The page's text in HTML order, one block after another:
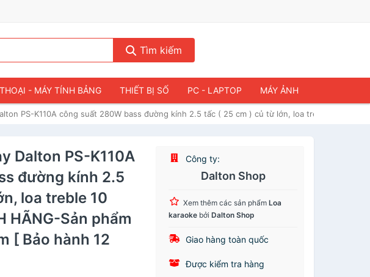
Tìm kiếm
- MÁY TÍNH BẢNG THIẾT BỊ SỐ PC - LAPTOP MÁY ẢNH
PS-K110A công suất 280W bass đường kính 2.5 tấc ( 25 cm ) củ từ lớn, loa treble 10
Dalton PS-K110A
đường kính 2.5
loa treble 10
HÃNG-Sản phẩm
[ Bảo hành 12
Công ty:
Dalton Shop
Xem thêm các sản phẩmLoa
karaoke bởiDalton Shop
Giao hàng toàn quốc
Được kiểm tra hàng